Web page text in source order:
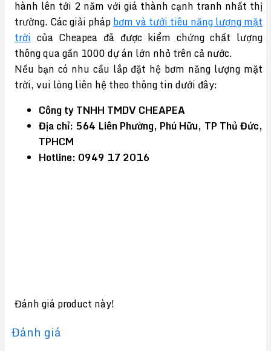
hành lên tới 2 năm với giá thành cạnh tranh nhất thị
trường. Các giải phápbơm và tưới tiêu năng lượng mặt
trời của Cheapea đã được kiểm chứng chất lượng
thông qua gần 1000 dự án lớn nhỏ trên cả nước.
Nếu bạn có nhu cầu lắp đặt hệ bơm năng lượng mặt
trời, vui lòng liên hệ theo thông tin dưới đây:
Công ty TNHH TMDV CHEAPEA
Địa chỉ: 564 Liên Phường, Phú Hữu, TP Thủ Đức,
TPHCM
Hotline: 0949 17 2016
Đánh giá product này!
Đánh giá